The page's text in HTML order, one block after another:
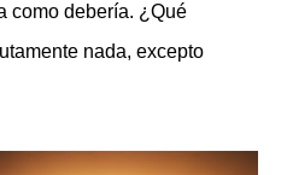
como debería. ¿Qué
nada, excepto